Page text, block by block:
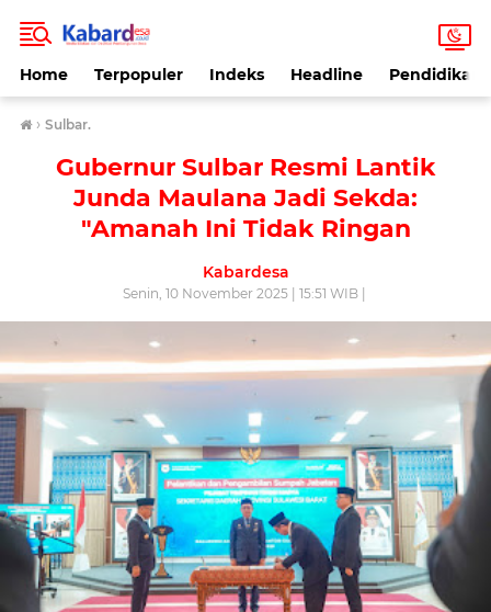
Home Terpopuler Indeks Headline Pendidikan
› Sulbar.
Gubernur Sulbar Resmi Lantik
Junda Maulana Jadi Sekda:
"Amanah Ini Tidak Ringan
Kabardesa
Senin, 10 November 2025 | 15:51 WIB |